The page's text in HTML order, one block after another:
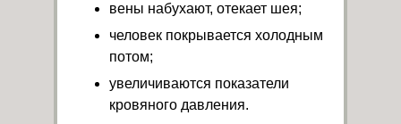
вены набухают, отекает шея;
человек покрывается холодным
потом;
увеличиваются показатели
кровяного давления.